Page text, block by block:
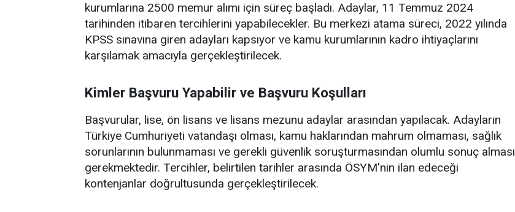
kurumlarına 2500 memur alımı için süreç başladı. Adaylar, 11 Temmuz 2024
tarihinden itibaren tercihlerini yapabilecekler. Bu merkezi atama süreci, 2022 yılında
KPSS sınavına giren adayları kapsıyor ve kamu kurumlarının kadro ihtiyaçlarını
karşılamak amacıyla gerçekleştirilecek.
Kimler Başvuru Yapabilir ve Başvuru Koşulları
Başvurular, lise, ön lisans ve lisans mezunu adaylar arasından yapılacak. Adayların
Türkiye Cumhuriyeti vatandaşı olması, kamu haklarından mahrum olmaması, sağlık
sorunlarının bulunmaması ve gerekli güvenlik soruşturmasından olumlu sonuç alması
gerekmektedir. Tercihler, belirtilen tarihler arasında ÖSYM'nin ilan edeceği
kontenjanlar doğrultusunda gerçekleştirilecek.